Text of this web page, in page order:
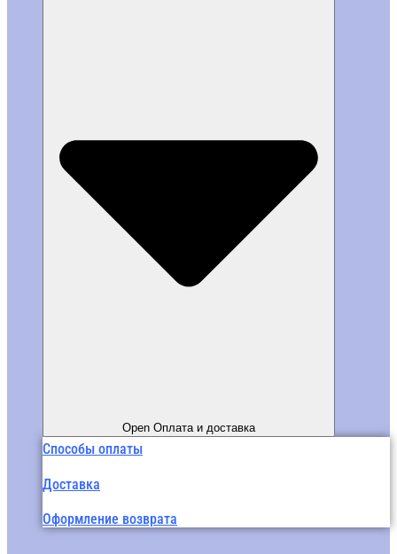
Open Оплата и доставка
Способы оплаты
Доставка
Оформление возврата